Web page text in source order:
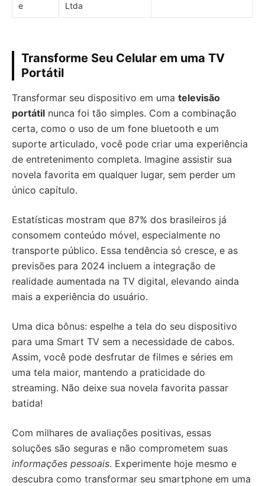
e
Ltda
Transforme Seu Celular em uma TV
Portátil
Transformar seu dispositivo em uma televisão
portátil nunca foi tão simples. Com a combinação
certa, como o uso de um fone bluetooth e um
suporte articulado, você pode criar uma experiência
de entretenimento completa. Imagine assistir sua
novela favorita em qualquer lugar, sem perder um
único capítulo.
Estatísticas mostram que 87% dos brasileiros já
consomem conteúdo móvel, especialmente no
transporte público. Essa tendência só cresce, e as
previsões para 2024 incluem a integração de
realidade aumentada na TV digital, elevando ainda
mais a experiência do usuário.
Uma dica bônus: espelhe a tela do seu dispositivo
para uma Smart TV sem a necessidade de cabos.
Assim, você pode desfrutar de filmes e séries em
uma tela maior, mantendo a praticidade do
streaming. Não deixe sua novela favorita passar
batida!
Com milhares de avaliações positivas, essas
soluções são seguras e não comprometem suas
informações pessoais. Experimente hoje mesmo e
descubra como transformar seu smartphone em uma